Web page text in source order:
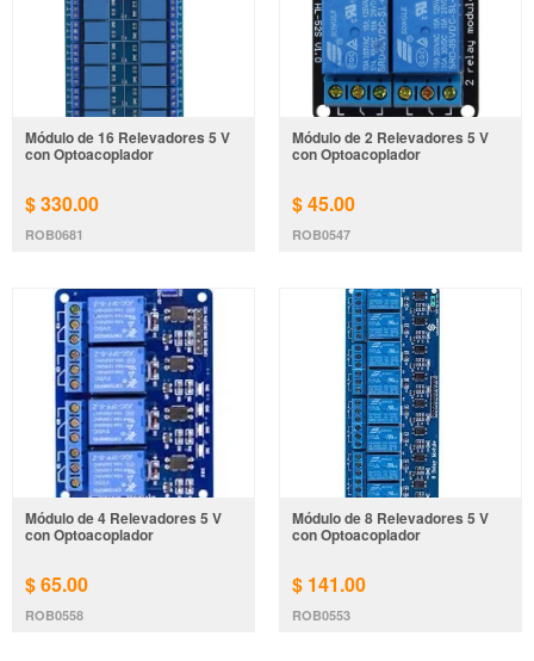
Módulo de 16 Relevadores 5 V
con Optoacoplador
$ 330.00
ROB0681
Módulo de 2 Relevadores 5 V
con Optoacoplador
$ 45.00
ROB0547
Módulo de 4 Relevadores 5 V
con Optoacoplador
$ 65.00
ROB0558
Módulo de 8 Relevadores 5 V
con Optoacoplador
$ 141.00
ROB0553